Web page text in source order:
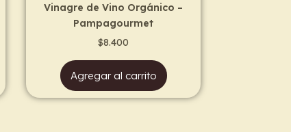
Vinagre de Vino Orgánico –
Pampagourmet
$8.400
Agregar al carrito